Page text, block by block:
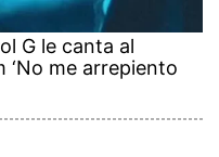
G le canta al
‘No me arrepiento